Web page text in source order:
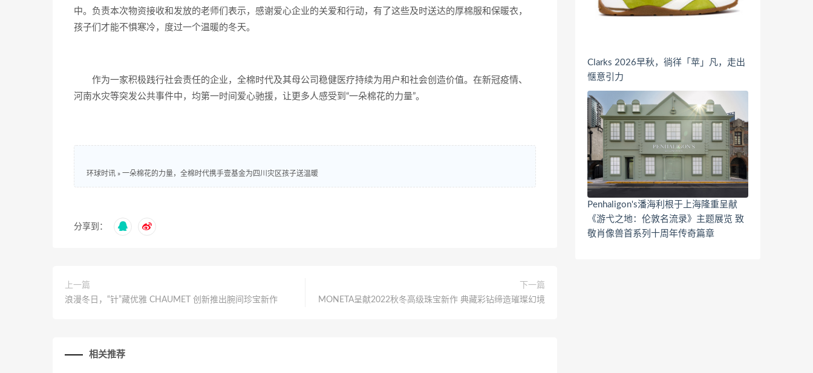
中。负责本次物资接收和发放的老师们表示，感谢爱心企业的关爱和行动，有了这些及时送达的厚棉服和保暖衣，
孩子们才能不惧寒冷，度过一个温暖的冬天。
作为一家积极践行社会责任的企业，全棉时代及其母公司稳健医疗持续为用户和社会创造价值。在新冠疫情、
河南水灾等突发公共事件中，均第一时间爱心驰援，让更多人感受到“一朵棉花的力量”。
环球时讯 » 一朵棉花的力量，全棉时代携手壹基金为四川灾区孩子送温暖
分享到：
上一篇
浪漫冬日，“针”藏优雅 CHAUMET 创新推出腕间珍宝新作
下一篇
MONETA呈献2022秋冬高级珠宝新作 典藏彩钻缔造璀璨幻境
相关推荐
Clarks 2026早秋，徜徉「苹」凡，走出
惬意引力
Penhaligon's潘海利根于上海隆重呈献
《游弋之地：伦敦名流录》主题展览 致
敬肖像兽首系列十周年传奇篇章